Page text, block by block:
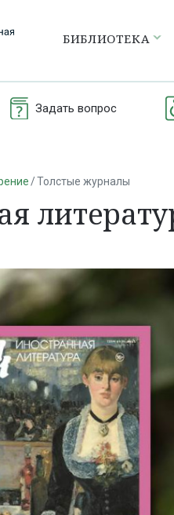
БИБЛИОТЕКА
Задать вопрос
Толстые журналы